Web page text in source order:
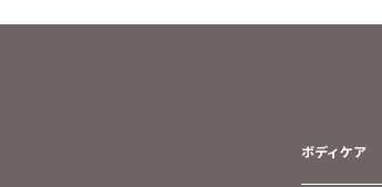
ボディケア